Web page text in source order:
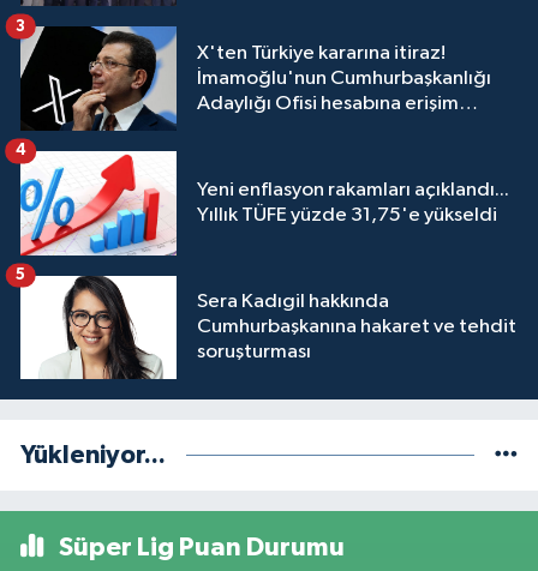
X'ten Türkiye kararına itiraz!
İmamoğlu'nun Cumhurbaşkanlığı
Adaylığı Ofisi hesabına erişim
3
Yeni enflasyon rakamları açıklandı...
Yıllık TÜFE yüzde 31,75'e yükseldi
4
Sera Kadıgil hakkında
Cumhurbaşkanına hakaret ve tehdit
soruşturması
5
Yükleniyor...
Süper Lig Puan Durumu